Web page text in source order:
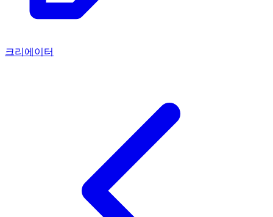
크리에이터